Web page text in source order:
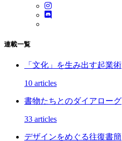
連載一覧
「文化」を生み出す起業術
10 articles
書物たちとのダイアローグ
33 articles
デザインをめぐる往復書簡